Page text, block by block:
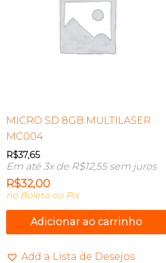
MICRO SD 8GB MULTILASER
MC004
R$37,65
Em até 3x de R$12,55sem juros
R$32,00
no Boleto ou Pix
Adicionar ao carrinho
Add a Lista de Desejos